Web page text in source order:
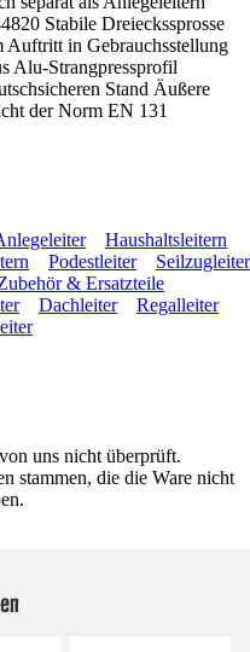
Stabile Dreieckssprosse
Auftritt in Gebrauchsstellung
Alu-Strangpressprofil
Stand Äußere
der Norm EN 131
Haushaltsleitern
Podestleiter
Seilzugleiter
& Ersatzteile
Dachleiter
Regalleiter
uns nicht überprüft.
stammen, die die Ware nicht